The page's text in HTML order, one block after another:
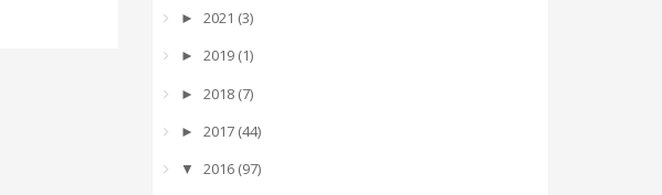
► 2021 (3)
► 2019 (1)
► 2018 (7)
► 2017 (44)
▼ 2016 (97)